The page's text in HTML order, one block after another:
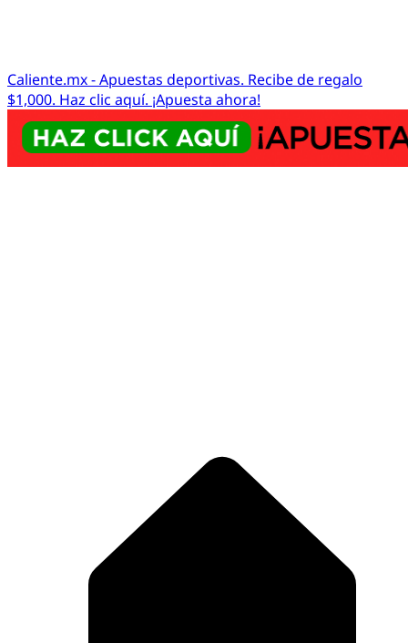
Caliente.mx - Apuestas deportivas. Recibe de regalo
$1,000. Haz clic aquí. ¡Apuesta ahora!